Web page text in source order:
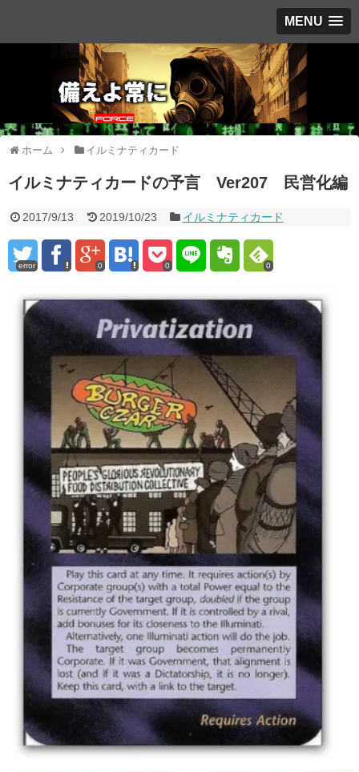
MENU
ホーム イルミナティカード
イルミナティカードの予言 Ver207 民営化編
2017/9/13 2019/10/23 イルミナティカード
error 0 0 0